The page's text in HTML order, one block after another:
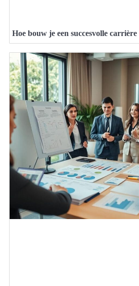
Hoe bouw je een succesvolle